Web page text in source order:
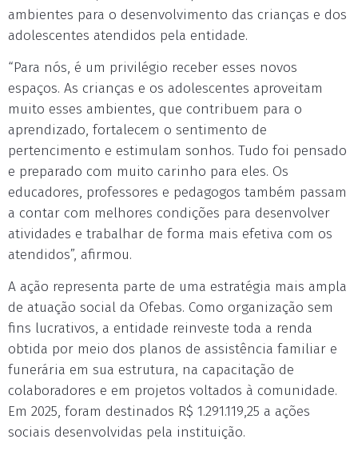
ambientes para o desenvolvimento das crianças e dos
adolescentes atendidos pela entidade.
“Para nós, é um privilégio receber esses novos
espaços. As crianças e os adolescentes aproveitam
muito esses ambientes, que contribuem para o
aprendizado, fortalecem o sentimento de
pertencimento e estimulam sonhos. Tudo foi pensado
e preparado com muito carinho para eles. Os
educadores, professores e pedagogos também passam
a contar com melhores condições para desenvolver
atividades e trabalhar de forma mais efetiva com os
atendidos”, afirmou.
A ação representa parte de uma estratégia mais ampla
de atuação social da Ofebas. Como organização sem
fins lucrativos, a entidade reinveste toda a renda
obtida por meio dos planos de assistência familiar e
funerária em sua estrutura, na capacitação de
colaboradores e em projetos voltados à comunidade.
Em 2025, foram destinados R$ 1.291.119,25 a ações
sociais desenvolvidas pela instituição.